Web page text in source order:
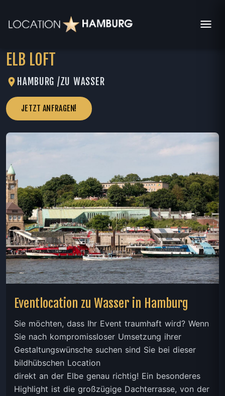
ELB LOFT
HAMBURG /ZU WASSER
JETZT ANFRAGEN!
Eventlocation zu Wasser in Hamburg
Sie möchten, dass Ihr Event traumhaft wird? Wenn
Sie nach kompromissloser Umsetzung ihrer
Gestaltungswünsche suchen sind Sie bei dieser
bildhübschen Location
direkt an der Elbe genau richtig! Ein besonderes
Highlight ist die großzügige Dachterrasse, von der